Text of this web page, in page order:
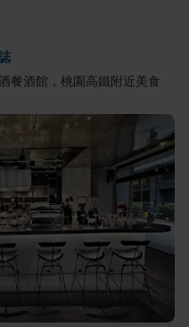
餐酒館，桃園高鐵附近美食